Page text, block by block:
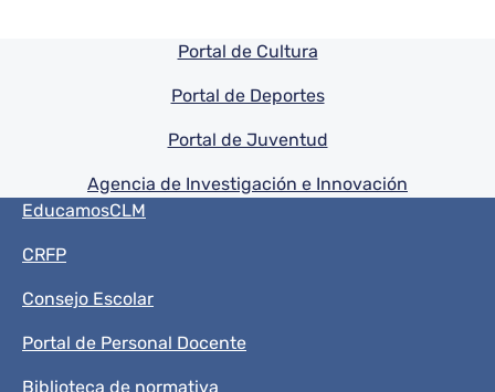
Pie de pagina información
Portal de Cultura
Portal de Deportes
Portal de Juventud
Agencia de Investigación e Innovación
Menú del pie
EducamosCLM
CRFP
Consejo Escolar
Portal de Personal Docente
Biblioteca de normativa